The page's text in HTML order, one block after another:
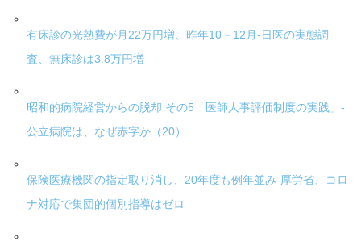
有床診の光熱費が月22万円増、昨年10－12月-日医の実態調
査、無床診は3.8万円増
昭和的病院経営からの脱却 その5「医師人事評価制度の実践」-
公立病院は、なぜ赤字か（20）
保険医療機関の指定取り消し、20年度も例年並み-厚労省、コロ
ナ対応で集団的個別指導はゼロ